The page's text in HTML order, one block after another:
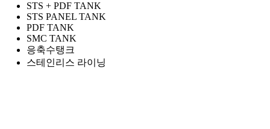
STS + PDF TANK
STS PANEL TANK
PDF TANK
SMC TANK
응축수탱크
스테인리스 라이닝